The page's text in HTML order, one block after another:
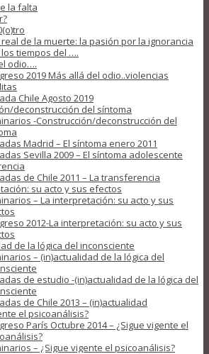
la falta
de la muerte: la pasión por la ignorancia
los tiempos del ….
odio….
2019 Más allá del odio..violencias
Chile Agosto 2019
deconstrucción del síntoma
-Construcción/deconstrucción del
Madrid – El síntoma enero 2011
Sevilla 2009 – El síntoma adolescente
de Chile 2011 – La transferencia
su acto y sus efectos
– La interpretación: su acto y sus
2012-La interpretación: su acto y sus
de la lógica del inconsciente
– (in)actualidad de la lógica del
de estudio -(in)actualidad de la lógica del
de Chile 2013 – (in)actualidad
el psicoanálisis?
París Octubre 2014 – ¿Sigue vigente el
– ¿Sigue vigente el psicoanálisis?